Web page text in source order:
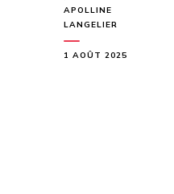
APOLLINE
LANGELIER
1 AOÛT 2025